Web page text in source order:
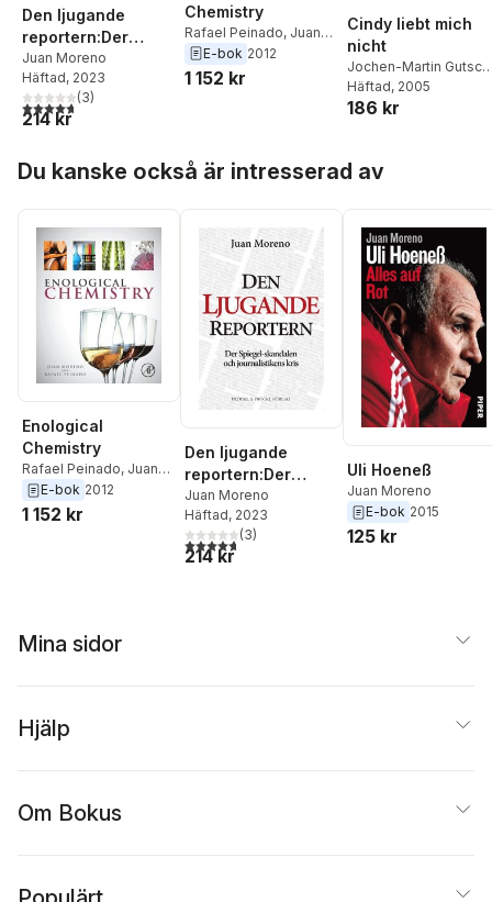
Den ljugande
reportern:Der
Spiegel-skandalen
och journalistikens
kris
Juan Moreno
Häftad, 2023
4,7utav 5 stjärnor. Totalt antal röster:
(3)
214 kr
Chemistry
Rafael Peinado, Juan
Moreno
E-bok 2012
1 152 kr
Cindy liebt mich
nicht
Jochen-Martin Gutsch
Juan Moreno
Häftad, 2005
186 kr
Du kanske också är intresserad av
Enological
Chemistry
Rafael Peinado, Juan
Moreno
E-bok 2012
1 152 kr
Den ljugande
reportern:Der
Spiegel-skandalen
och journalistikens
kris
Juan Moreno
Häftad, 2023
4,7utav 5 stjärnor. Totalt antal röster:
(3)
214 kr
Uli Hoeneß
Juan Moreno
E-bok 2015
125 kr
Mina sidor
Hjälp
Om Bokus